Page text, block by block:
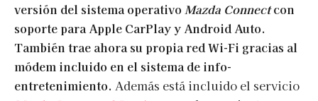
versión del sistema operativo Mazda Connectcon
soporte para Apple CarPlay y Android Auto.
También trae ahora su propia red Wi-Fi gracias al
módem incluido en el sistema de info-
entretenimiento. Además está incluido el servicio